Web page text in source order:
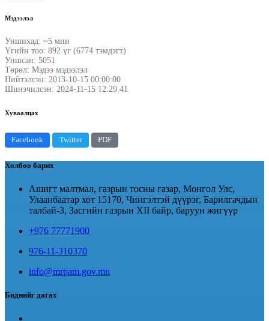
Мэдээлэл
Уншихад: ~5 мин
Үгийн тоо: 892 үг (6774 тэмдэгт)
Уншсан: 5051
Төрөл: Мэдээ мэдээлэл
Нийтэлсэн: 2013-10-15 00:00:00
Шинэчилсэн: 2024-11-15 12:29:41
Хуваалцах
Facebook Twitter PDF
Холбоо барих
Ашигт малтмал, газрын тосны газар, Монгол Улс,
Улаанбаатар хот 15170, Чингэлтэй дүүрэг, Барилгачдын
талбай-3, Засгийн газрын XII байр, баруун жигүүр
+976 77771900
976-11-310370
info@mrpam.gov.mn
Биднийг дагах